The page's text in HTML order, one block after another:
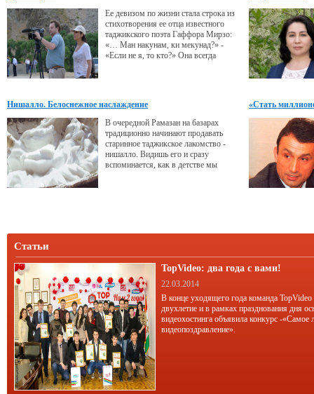
в Таджикистане.
Ее девизом по жизни стала строка из
стихотворения ее отца известного
таджикского поэта Гаффора Мирзо:
«… Ман накунам, ки мекунад?» -
«Если не я, то кто?» Она всегда
документальных фильмов, снятых на
киностудиях Таджикистана, России и
Франции. Она - Гульбахор Мирзоева.
Или
Нишалло. Белоснежное наслаждение
В очередной Рамазан на базарах
традиционно начинают продавать
старинное таджикское лакомство -
нишалло. Видишь его и сразу
вспоминается, как в детстве мы
«Стать
Статьи
TopVideo: два года с вами!
22.03.2014
В конце уходящего года команда TopVideo
двухлетие и в рамках празднования дня
видеохостинга объявила конкурс -«Самое
видеопоздравление».